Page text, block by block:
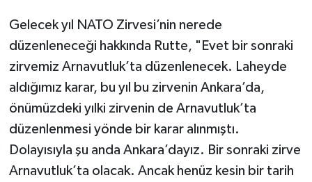
Gelecek yıl NATO Zirvesi’nin nerede
düzenleneceği hakkında Rutte, "Evet bir sonraki
zirvemiz Arnavutluk’ta düzenlenecek. Laheyde
aldığımız karar, bu yıl bu zirvenin Ankara’da,
önümüzdeki yılki zirvenin de Arnavutluk’ta
düzenlenmesi yönde bir karar alınmıştı.
Dolayısıyla şu anda Ankara’dayız. Bir sonraki zirve
Arnavutluk’ta olacak. Ancak henüz kesin bir tarih